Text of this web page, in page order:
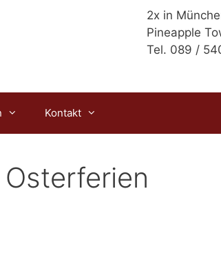
2x in
Pineapple
Tel. 089 /
Kontakt